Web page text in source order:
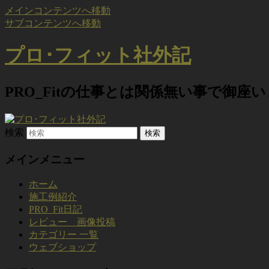
メインコンテンツへ移動
サブコンテンツへ移動
プロ･フィット社外記
PRO_Fitの仕事とは関係無い事で御座
検索
メインメニュー
ホーム
施工例紹介
PRO_Fit日記
レビュー 画像投稿
カテゴリー 一覧
ウェブショップ